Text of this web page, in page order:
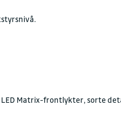
Matrix-frontlykter, sorte